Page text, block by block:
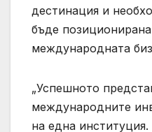
дестинация и
бъде
международната
„Успешното
международните
на една институция.